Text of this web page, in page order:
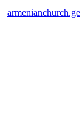
armenianchurch.ge